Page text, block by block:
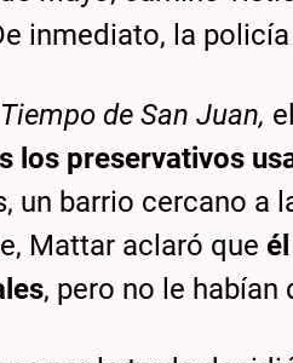
inmediato, la
de San Juan,
los preservativos
un barrio cercano a
Mattar aclaró que
, pero no le habían